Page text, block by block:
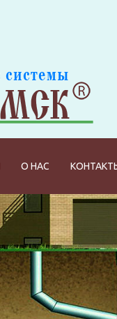
О НАС